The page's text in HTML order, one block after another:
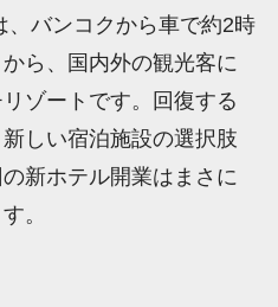
、バンコクから車で約2時
ら、国内外の観光客に
ゾートです。回復する
しい宿泊施設の選択肢
新ホテル開業はまさに
。